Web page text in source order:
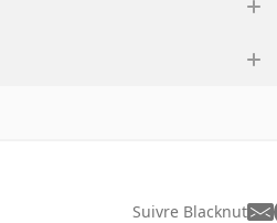
Suivre Blacknut